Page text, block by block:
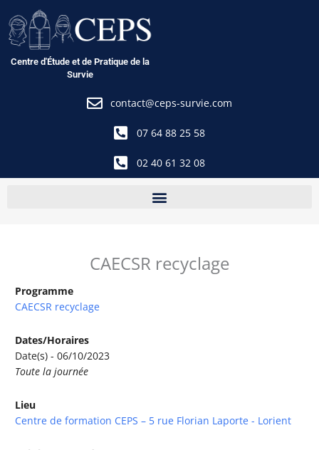
au
contenu
Centre d'Étude et de Pratique de la
Survie
contact@ceps-survie.com
07 64 88 25 58
02 40 61 32 08
CAECSR recyclage
Programme
CAECSR recyclage
Dates/Horaires
Date(s) - 06/10/2023
Toute la journée
Lieu
Centre de formation CEPS – 5 rue Florian Laporte - Lorient